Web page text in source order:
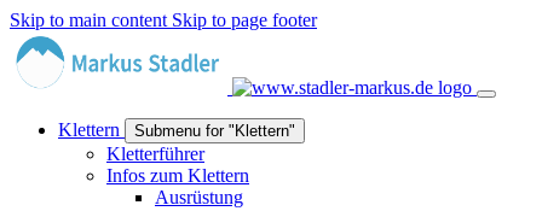
Skip to main content Skip to page footer
Klettern Submenu for "Klettern"
Kletterführer
Infos zum Klettern
Ausrüstung